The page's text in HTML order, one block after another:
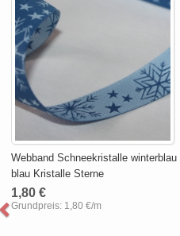
Webband Schneekristalle winterblau
blau Kristalle Sterne
1,80 €
Grundpreis: 1,80 €/m